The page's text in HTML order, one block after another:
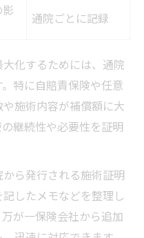
通院ごとに記録
化するためには、通院
特に自賠責保険や任意
施術内容が補償額に大
継続性や必要性を証明
ら発行される施術証明
したメモなどを整理し
が一保険会社から追加